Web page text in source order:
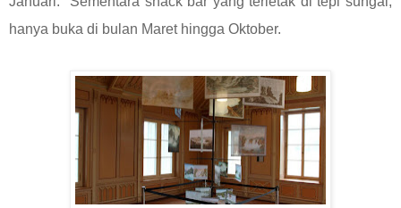
hanya buka di bulan Maret hingga Oktober.